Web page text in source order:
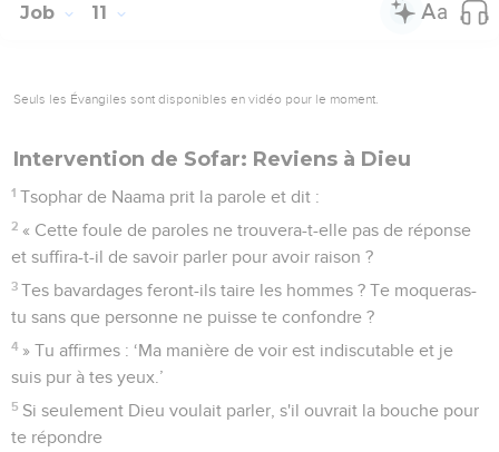
Job 11
Seuls les Évangiles sont disponibles en vidéo pour le moment.
Intervention de Sofar: Reviens à Dieu
1 Tsophar de Naama prit la parole et dit :
2 « Cette foule de paroles ne trouvera-t-elle pas de réponse
et suffira-t-il de savoir parler pour avoir raison ?
3 Tes bavardages feront-ils taire les hommes ? Te moqueras-
tu sans que personne ne puisse te confondre ?
4 » Tu affirmes : ‘Ma manière de voir est indiscutable et je
suis pur à tes yeux.’
5 Si seulement Dieu voulait parler, s'il ouvrait la bouche pour
te répondre